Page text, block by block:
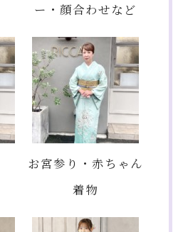
ー・顔合わせなど
お宮参り・赤ちゃん
着物